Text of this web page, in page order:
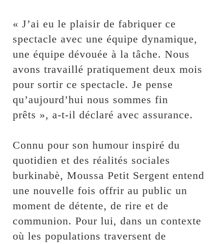
« J’ai eu le plaisir de fabriquer ce
spectacle avec une équipe dynamique,
une équipe dévouée à la tâche. Nous
avons travaillé pratiquement deux mois
pour sortir ce spectacle. Je pense
qu’aujourd’hui nous sommes fin
prêts », a-t-il déclaré avec assurance.
Connu pour son humour inspiré du
quotidien et des réalités sociales
burkinabè, Moussa Petit Sergent entend
une nouvelle fois offrir au public un
moment de détente, de rire et de
communion. Pour lui, dans un contexte
où les populations traversent de